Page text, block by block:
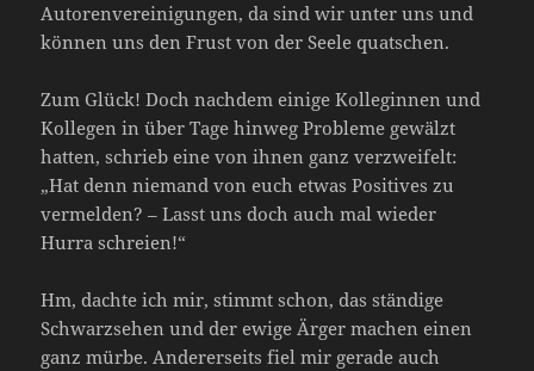
Autorenvereinigungen, da sind wir unter uns und
können uns den Frust von der Seele quatschen.
Zum Glück! Doch nachdem einige Kolleginnen und
Kollegen in über Tage hinweg Probleme gewälzt
hatten, schrieb eine von ihnen ganz verzweifelt:
„Hat denn niemand von euch etwas Positives zu
vermelden? – Lasst uns doch auch mal wieder
Hurra schreien!“
Hm, dachte ich mir, stimmt schon, das ständige
Schwarzsehen und der ewige Ärger machen einen
ganz mürbe. Andererseits fiel mir gerade auch